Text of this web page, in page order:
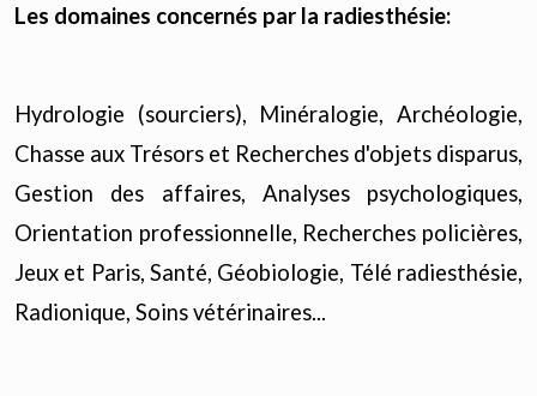
Les domaines concernés par la radiesthésie:
Hydrologie (sourciers), Minéralogie, Archéologie,
Chasse aux Trésors et Recherches d'objets disparus,
Gestion des affaires, Analyses psychologiques,
Orientation professionnelle, Recherches policières,
Jeux et Paris, Santé, Géobiologie, Télé radiesthésie,
Radionique, Soins vétérinaires...